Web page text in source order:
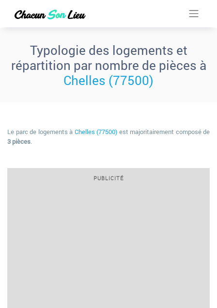
Typologie des logements et
répartition par nombre de pièces à
Chelles (77500)
Le parc de logements à Chelles (77500) est majoritairement composé de
3 pièces.
PUBLICITÉ